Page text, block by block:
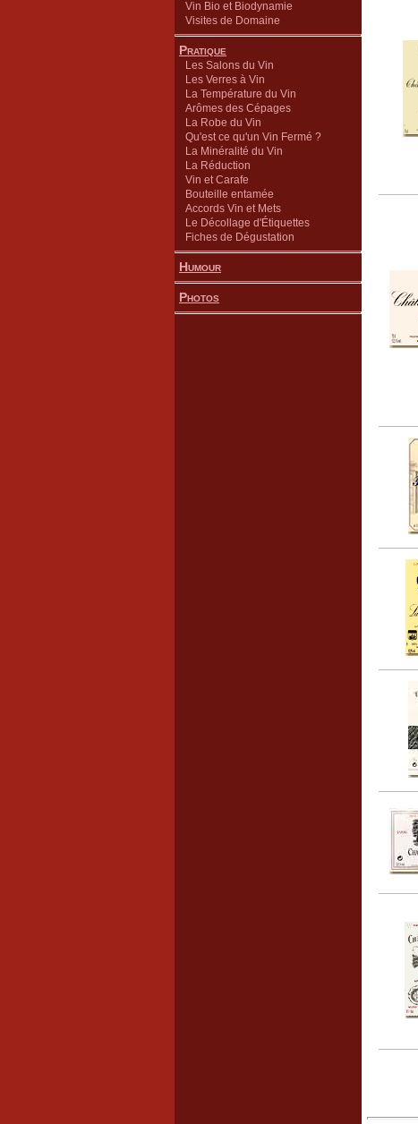
Vin Bio et Biodynamie
Visites de Domaine
Pratique
Les Salons du Vin
Les Verres à Vin
La Température du Vin
Arômes des Cépages
La Robe du Vin
Qu'est ce qu'un Vin Fermé ?
La Minéralité du Vin
La Réduction
Vin et Carafe
Bouteille entamée
Accords Vin et Mets
Le Décollage d'Étiquettes
Fiches de Dégustation
Humour
Photos